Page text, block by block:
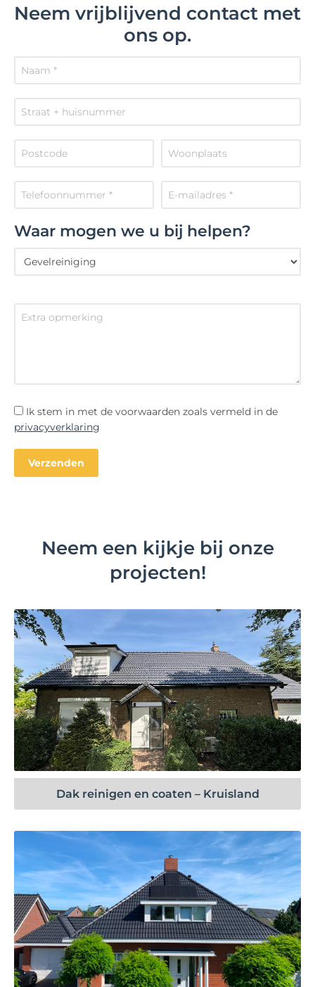
Neem vrijblijvend contact met
ons op.
Waar mogen we u bij helpen?
Ik stem in met de voorwaarden zoals vermeld in de
privacyverklaring
Neem een kijkje bij onze
projecten!
Bekijk project
Dak reinigen en coaten – Kruisland
Bekijk project